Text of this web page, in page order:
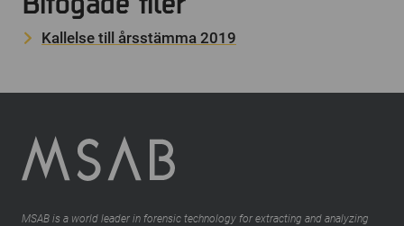
Kallelse till årsstämma 2019
MSAB is a world leader in forensic technology for extracting and analyzing